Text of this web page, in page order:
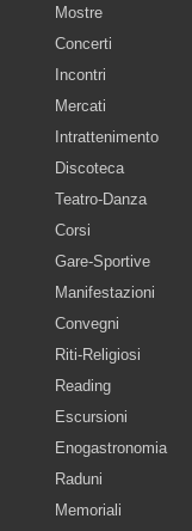
Mostre
Concerti
Incontri
Mercati
Intrattenimento
Discoteca
Teatro-Danza
Corsi
Gare-Sportive
Manifestazioni
Convegni
Riti-Religiosi
Reading
Escursioni
Enogastronomia
Raduni
Memoriali